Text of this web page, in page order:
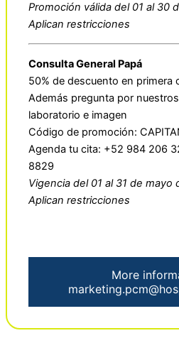
Promoción válida del 01 al 30
Aplican restricciones
Consulta General Papá
50% de descuento en primera
Además pregunta por
laboratorio e imagen
Código de promoción:
Agenda tu cita: +52 984 206
8829
Vigencia del 01 al 31 de mayo
Aplican restricciones
More